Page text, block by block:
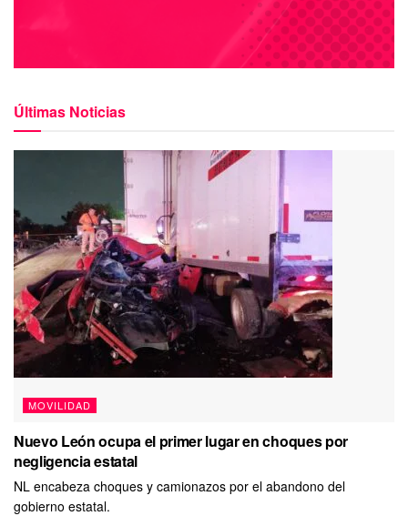
Últimas Noticias
MOVILIDAD
Nuevo León ocupa el primer lugar en choques por
negligencia estatal
NL encabeza choques y camionazos por el abandono del
gobierno estatal.